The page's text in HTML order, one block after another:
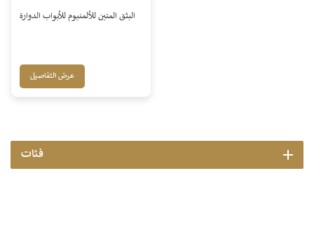
البثق المتين للألمنيوم للأبواب الدوارة
عرض التفاصيل
فئات